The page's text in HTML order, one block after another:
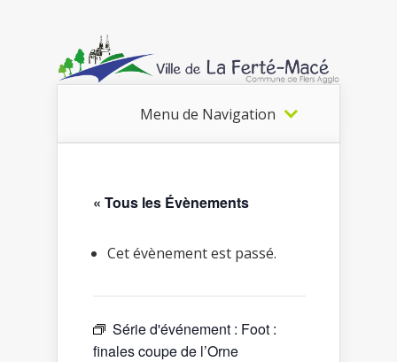
Menu de Navigation
« Tous les Évènements
Cet évènement est passé.
Série d'événement : Foot :
finales coupe de l’Orne